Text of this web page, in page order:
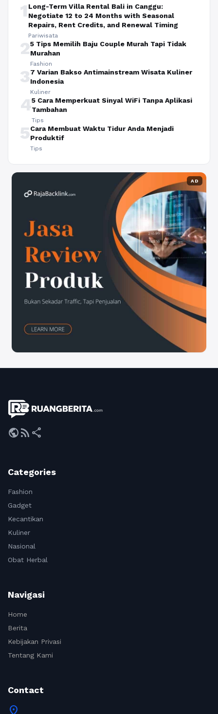
1 Long-Term Villa Rental Bali in Canggu:
Negotiate 12 to 24 Months with Seasonal
Repairs, Rent Credits, and Renewal Timing
Pariwisata
25 Tips Memilih Baju Couple Murah Tapi Tidak
Murahan
Fashion
37 Varian Bakso Antimainstream Wisata Kuliner
Indonesia
Kuliner
45 Cara Memperkuat Sinyal WiFi Tanpa Aplikasi
Tambahan
Tips
5Cara Membuat Waktu Tidur Anda Menjadi
Produktif
Tips
AD
publicrss_feed share
Categories
Fashion
Gadget
Kecantikan
Kuliner
Nasional
Obat Herbal
Navigasi
Home
Berita
Kebijakan Privasi
Tentang Kami
Contact
location_on